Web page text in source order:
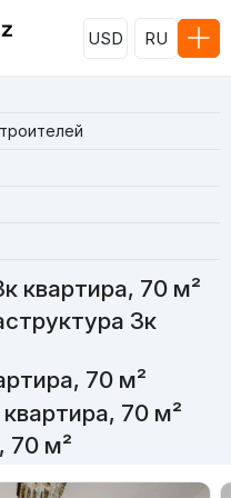
USD RU
квартира, 70 м²
3к
70 м²
70 м²
70 м²